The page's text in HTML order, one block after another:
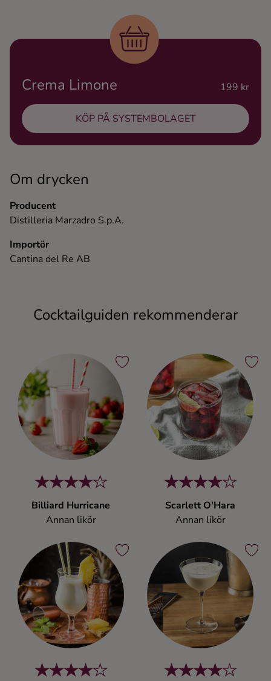
Ingredienser
Om drycken
Producent
Distilleria Marzadro S.p.A.
Importör
Cantina del Re AB
Crema Limone 199 kr
KÖP PÅ SYSTEMBOLAGET
Cocktailguiden rekommenderar
Billiard Hurricane
Annan likör
Scarlett O'Hara
Annan likör